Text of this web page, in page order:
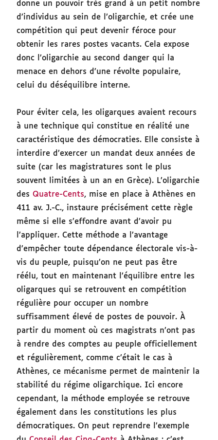
donne un pouvoir très grand à un petit nombre
d’individus au sein de l’oligarchie, et crée une
compétition qui peut devenir féroce pour
obtenir les rares postes vacants. Cela expose
donc l’oligarchie au second danger qui la
menace en dehors d’une révolte populaire,
celui du déséquilibre interne.
Pour éviter cela, les oligarques avaient recours
à une technique qui constitue en réalité une
caractéristique des démocraties. Elle consiste à
interdire d’exercer un mandat deux années de
suite (car les magistratures sont le plus
souvent limitées à un an en Grèce). L’oligarchie
desQuatre-Cents, mise en place à Athènes en
411 av. J.-C., instaure précisément cette règle
même si elle s’effondre avant d’avoir pu
l’appliquer. Cette méthode a l’avantage
d’empêcher toute dépendance électorale vis-à-
vis du peuple, puisqu’on ne peut pas être
réélu, tout en maintenant l’équilibre entre les
oligarques qui se retrouvent en compétition
régulière pour occuper un nombre
suffisamment élevé de postes de pouvoir. À
partir du moment où ces magistrats n’ont pas
à rendre des comptes au peuple officiellement
et régulièrement, comme c’était le cas à
Athènes, ce mécanisme permet de maintenir la
stabilité du régime oligarchique. Ici encore
cependant, la méthode employée se retrouve
également dans les constitutions les plus
démocratiques. On peut reprendre l’exemple